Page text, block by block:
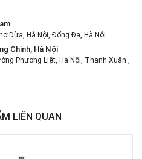
Dừa, Hà Nội, Đống Đa, Hà Nội
Chinh, Hà Nội
Phương Liệt, Hà Nội, Thanh Xuân ,
Nhiêu Lộc, TPHCM, Quận 3, Hồ Chí
Phủ
TPHCM, Quận 3, Hồ Chí Minh
LIÊN QUAN